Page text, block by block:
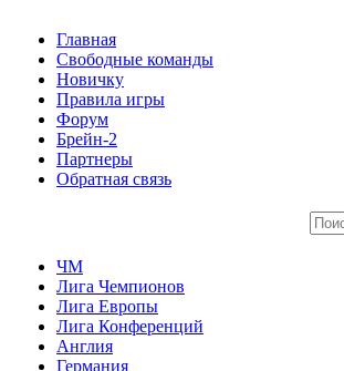
Главная
Свободные команды
Новичку
Правила игры
Форум
Брейн-2
Партнеры
Обратная связь
ЧМ
Лига Чемпионов
Лига Европы
Лига Конференций
Англия
Германия